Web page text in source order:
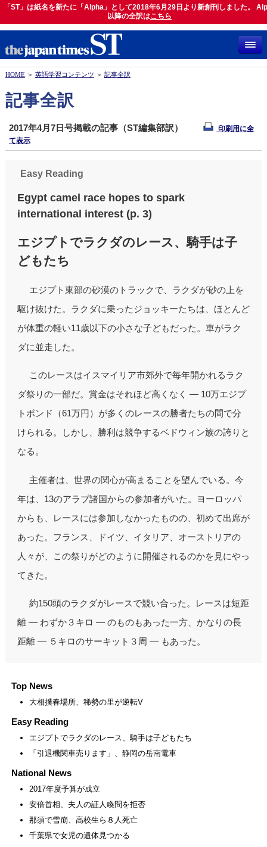
「ST」は紙名を新たに「Alpha」として2018年6月29日より新創刊しました。
以降の全訳はこちら
「ST」は紙名を新たに「Alpha」として2018年6月29日より新創刊しました。
以降の全訳はこちら
HOME＞ 英語学習コンテンツ ＞ 記事全訳
記事全訳
2017年4月7日号掲載の記事（ST編集部訳）
印刷用に全
て表示
Easy Reading
Egypt camel race hopes to spark
international interest (p. 3)
エジプトでラクダのレース、騎手は子
どもたち
エジプト東部の砂漠のトラックで、ラクダが砂の上を
駆け抜けた。ラクダに乗ったジョッキーたちは、ほとんど
が体重の軽い11歳以下の小さな子どもだった。車がラク
ダに並走した。
このレースはイスマイリア市郊外で毎年開かれるラク
ダ祭りの一部だ。賞金はそれほど高くなく — 10万エジプ
トポンド（61万円）が多くのレースの勝者たちの間で分
けられる。しかし、勝利は競争するベドウィン族の誇りと
なる。
主催者は、世界の関心が高まることを望んでいる。今
年は、13のアラブ諸国からの参加者がいた。ヨーロッパ
からも、レースには参加しなかったものの、初めて出席が
あった。フランス、ドイツ、イタリア、オーストリアの
人々が、この祭りがどのように開催されるのかを見にやっ
てきた。
約150頭のラクダがレースで競い合った。レースは短距
離 ― わずか３キロ ― のものもあった一方、かなりの長
距離 ― ５キロのサーキット３周 ― もあった。
Top News
大相撲春場所、稀勢の里が逆転V
Easy Reading
エジプトでラクダのレース、騎手は子どもたち
「引退機関車売ります」、静岡の岳南電車
National News
2017年度予算が成立
安倍首相、夫人の証人喚問を拒否
那須で雪崩、高校生ら８人死亡
千葉県で女児の遺体見つかる